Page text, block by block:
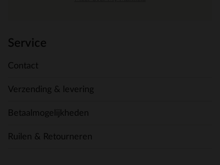
Service
Contact
Verzending & levering
Betaalmogelijkheden
Ruilen & Retourneren